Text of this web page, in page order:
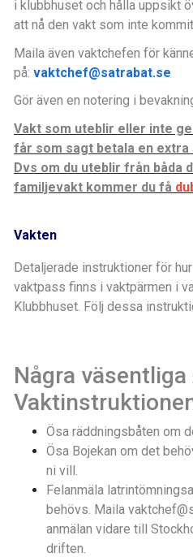
i klubbhuset och hålla uppsikt
att nå den vakt som inte
Maila även vaktchefen för
på: vaktchef@satrabat.se
Gör även en notering i
Vakt som uteblir eller inte
får som sagt betala en
Dvs om du uteblir från båda
familjevakt kommer du få
Vakten
Detaljerade instruktioner för
vaktpass finns i vaktpärmen i
Klubbhuset. Följ dessa
Några väsentliga
Ösa räddningsbåten om
Ösa Bojekan om det
ni vill.
Felanmäla
behövs. Maila
anmälan vidare till
driften.